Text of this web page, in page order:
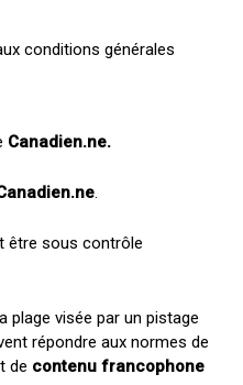
conditions générales
Canadien.ne.
.
être sous contrôle
plage visée par un pistage
répondre aux normes de
de contenu francophone